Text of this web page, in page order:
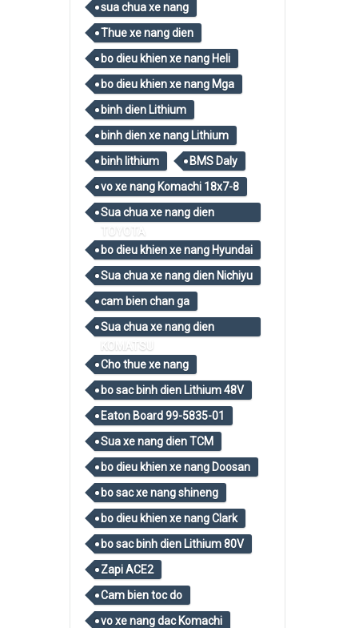
sua chua xe nang
Thue xe nang dien
bo dieu khien xe nang Heli
bo dieu khien xe nang Mga
binh dien Lithium
binh dien xe nang Lithium
binh lithium
BMS Daly
vo xe nang Komachi 18x7-8
Sua chua xe nang dien
TOYOTA
bo dieu khien xe nang Hyundai
Sua chua xe nang dien Nichiyu
cam bien chan ga
Sua chua xe nang dien
KOMATSU
Cho thue xe nang
bo sac binh dien Lithium 48V
Eaton Board 99-5835-01
Sua xe nang dien TCM
bo dieu khien xe nang Doosan
bo sac xe nang shineng
bo dieu khien xe nang Clark
bo sac binh dien Lithium 80V
Zapi ACE2
Cam bien toc do
vo xe nang dac Komachi